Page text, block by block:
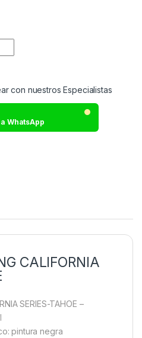
con nuestros Especialistas
WhatsApp
CALIFORNIA
SERIES-TAHOE –
pintura negra